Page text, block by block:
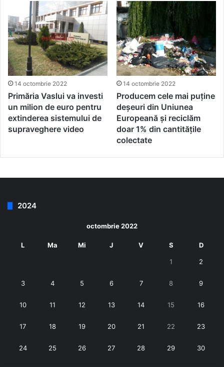
14 octombrie 2022
Primăria Vaslui va investi
un milion de euro pentru
extinderea sistemului de
supraveghere video
14 octombrie 2022
Producem cele mai puține
deșeuri din Uniunea
Europeană și reciclăm
doar 1% din cantitățile
colectate
2024
octombrie 2022
L Ma Mi J V S D
1 2
3 4 5 6 7 8 9
10 11 12 13 14 15 16
17 18 19 20 21 22 23
24 25 26 27 28 29 30